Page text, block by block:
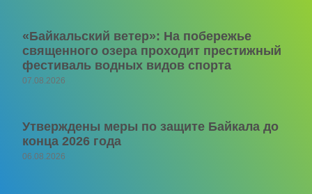
«Байкальский ветер»: На побережье
священного озера проходит престижный
фестиваль водных видов спорта
07.08.2026
Утверждены меры по защите Байкала до
конца 2026 года
06.08.2026